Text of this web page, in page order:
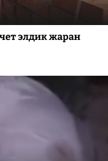
элдик жаран